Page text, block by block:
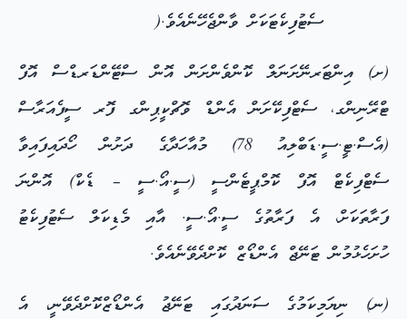
ސެޓުފިކެޓަކަށް ވާންޖެހޭނެއެވެ.(
(ށ) އިންޓަރނޭށަނަލް ކޮންވެންށަން އޮން ސްޓޭންޑަރޑްސް އޮފް
ޓްރޭނިންގ، ސެޓްފިކޭށަން އެންޑް ވޮޗްކީޕިންގ ފޮރ ސީފެއަރާސް
(އެސް.ޓީ.ސީ.ޑަބްލިއު 78) މުއާހަދާގެ ދަށުން ހޯދައިފައިވާ
ސެޓްފިކެޓް އޮފް ކޮމްޕީޓެންސީ (ސީ.އޯ.ސީ – ޑެކް) އޮންނަ
ފަރާތަކަށް، އެ ފަރާތުގެ ސީ.އޯ.ސީ. އާއި މެޑިކަލް ސެޓުފިކެޓު
ހުށަހެޅުމުން ޓަނޭޖް އެންޑޯޒް ކޮށްދެވޭނެއެވެ.
(ނ) ނިޔަމިކަމުގެ ސަނަދުގައި ޓަނޭޖު އެންޑޯޒްކޮށްދެވޭނީ، އެ